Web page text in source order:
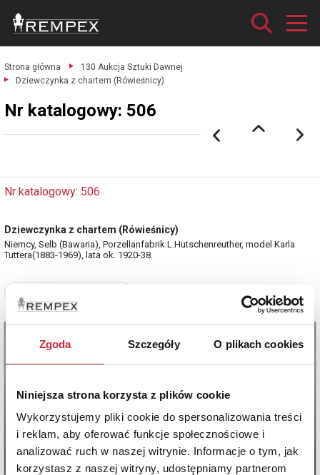
Zgoda Szczegóły O plikach cookies
Niniejsza strona korzysta z plików cookie
Wykorzystujemy pliki cookie do spersonalizowania treści
i reklam, aby oferować funkcje społecznościowe i
analizować ruch w naszej witrynie. Informacje o tym, jak
korzystasz z naszej witryny, udostępniamy partnerom
Strona główna
130 Aukcja Sztuki Dawnej
Dziewczynka z chartem (Rówieśnicy).
Nr katalogowy: 506
Nr katalogowy: 506
Dziewczynka z chartem (Rówieśnicy)
Niemcy, Selb (Bawaria), Porzellanfabrik L.Hutschenreuther, model Karla
Tuttera(1883-1969), lata ok. 1920-38.